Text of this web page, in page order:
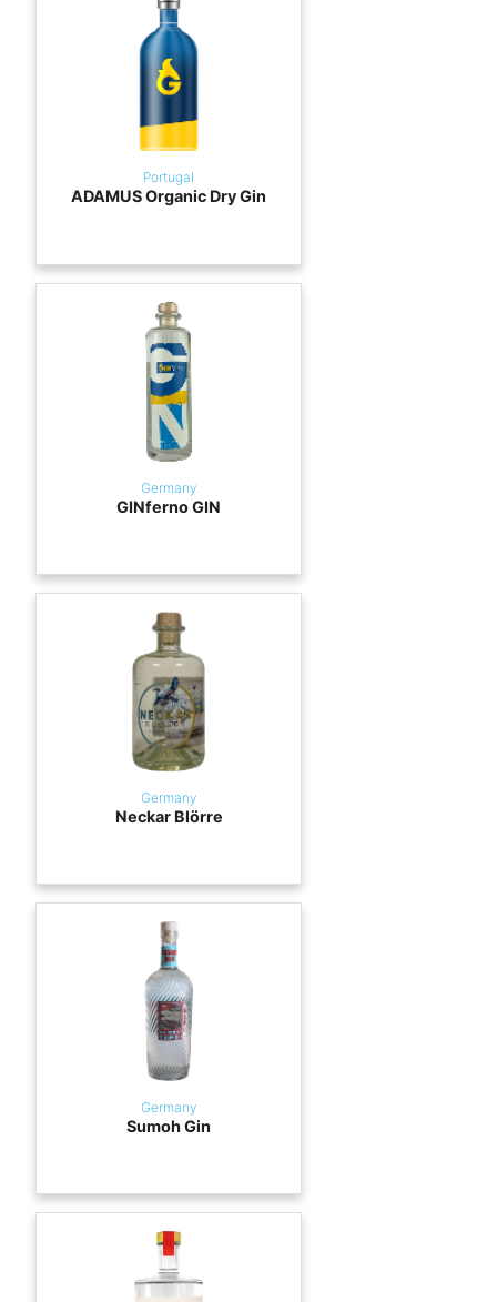
Portugal
ADAMUS Organic Dry Gin
Germany
GINferno GIN
Germany
Neckar Blörre
Germany
Sumoh Gin